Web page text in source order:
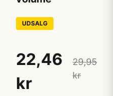
UDSALG
22,46
kr
29,95
kr